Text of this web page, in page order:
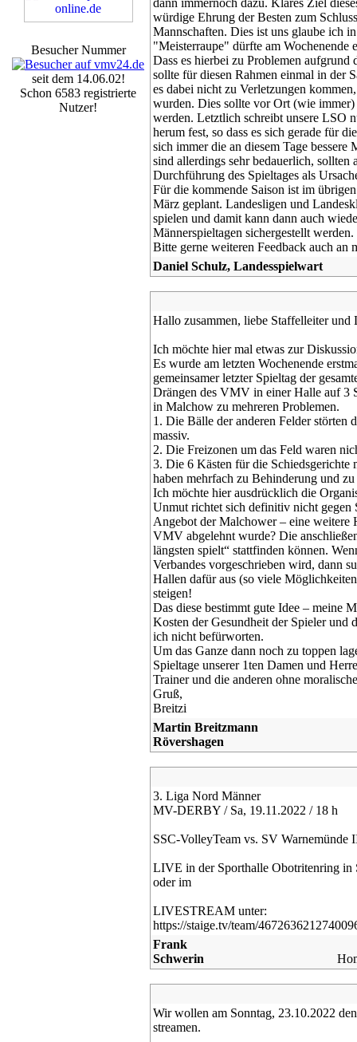
Besucher Nummer
seit dem 14.06.02!
Schon 6583 registrierte
Nutzer!
dann immernoch dazu. Klares Ziel
würdige Ehrung der Besten zum
Mannschaften. Dies ist uns glaube ich
"Meisterraupe" dürfte am Wochenende
Dass es hierbei zu Problemen
sollte für diesen Rahmen einmal in der
es dabei nicht zu Verletzungen
wurden. Dies sollte vor Ort (wie
werden. Letztlich schreibt unsere LSO
herum fest, so dass es sich gerade für
sich immer die an diesem Tage
sind allerdings sehr bedauerlich, sollten
Durchführung des Spieltages als
Für die kommende Saison ist im
März geplant. Landesligen und
spielen und damit kann dann auch
Männerspieltagen sichergestellt werden.
Bitte gerne weiteren Feedback auch an
Daniel Schulz, Landesspielwart
Hallo zusammen, liebe Staffelleiter und
Ich möchte hier mal etwas zur
Es wurde am letzten Wochenende
gemeinsamer letzter Spieltag der
Drängen des VMV in einer Halle auf 3
in Malchow zu mehreren Problemen.
1. Die Bälle der anderen Felder störten
massiv.
2. Die Freizonen um das Feld waren
3. Die 6 Kästen für die Schiedsgerichte
haben mehrfach zu Behinderung und
Ich möchte hier ausdrücklich die
Unmut richtet sich definitiv nicht gegen
Angebot der Malchower – eine weitere
VMV abgelehnt wurde? Die
längsten spielt“ stattfinden können.
Verbandes vorgeschrieben wird, dann
Hallen dafür aus (so viele
steigen!
Das diese bestimmt gute Idee – meine
Kosten der Gesundheit der Spieler und
ich nicht befürworten.
Um das Ganze dann noch zu toppen
Spieltage unserer 1ten Damen und
Trainer und die anderen ohne
Gruß,
Breitzi
Martin Breitzmann
Rövershagen
3. Liga Nord Männer
MV-DERBY / Sa, 19.11.2022 / 18 h
SSC-VolleyTeam vs. SV Warnemünde
LIVE in der Sporthalle Obotritenring in
oder im
LIVESTREAM unter:
https://staige.tv/team/
Frank
Schwerin
Wir wollen am Sonntag, 23.10.2022
streamen.